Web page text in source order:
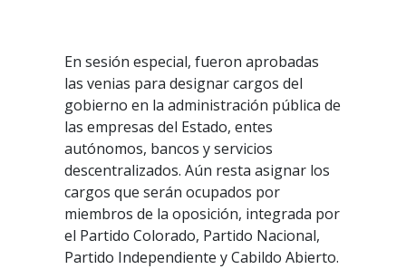
En sesión especial, fueron aprobadas
las venias para designar cargos del
gobierno en la administración pública de
las empresas del Estado, entes
autónomos, bancos y servicios
descentralizados. Aún resta asignar los
cargos que serán ocupados por
miembros de la oposición, integrada por
el Partido Colorado, Partido Nacional,
Partido Independiente y Cabildo Abierto.